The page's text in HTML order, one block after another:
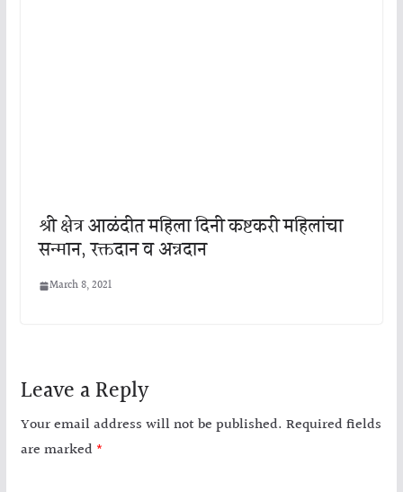
श्री क्षेत्र आळंदीत महिला दिनी कष्टकरी महिलांचा
सन्मान, रक्तदान व अन्नदान
March 8, 2021
Leave a Reply
Your email address will not be published. Required fields
are marked *